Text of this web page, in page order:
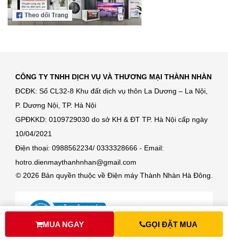
MUA NGAY GỌI ĐẶT MUA
CÔNG TY TNHH DỊCH VỤ VÀ THƯƠNG MẠI THÀNH NHÀN
ĐCĐK: Số CL32-8 Khu đất dịch vụ thôn La Dương – La Nội,
P. Dương Nội, TP. Hà Nội
GPĐKKD: 0109729030 do sở KH & ĐT TP. Hà Nội cấp ngày
10/04/2021
Điện thoại: 0988562234/ 0333328666 - Email:
hotro.dienmaythanhnhan@gmail.com
© 2026 Bản quyền thuộc về Điện máy Thành Nhàn Hà Đông.